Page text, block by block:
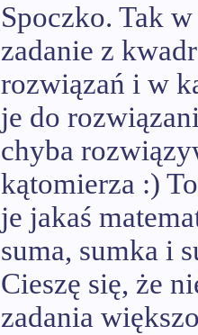
Spoczko. Tak
zadanie z
rozwiązań i w
je do
chyba
kątomierza :)
je jakaś
suma, sumka i
Cieszę się, że
zadania